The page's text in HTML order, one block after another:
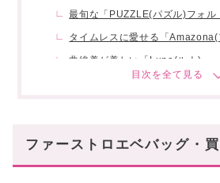
最旬な「PUZZLE(パズル)フォル
タイムレスに愛せる「Amazona(
曲線美が美しい「Luna(ルナ)」
アイキャッチーな「Gate(ゲート)
ファーストロエベバッグを見
ファーストロエベバッグ・